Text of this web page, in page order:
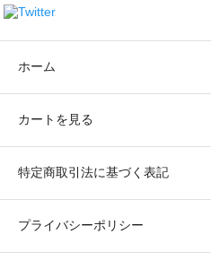
ホーム
カートを見る
特定商取引法に基づく表記
プライバシーポリシー